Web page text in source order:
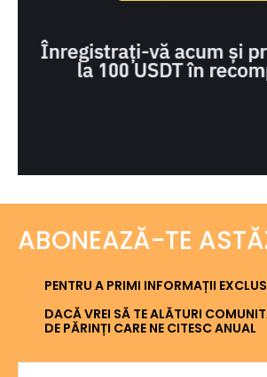
ABONEAZĂ-TE
PENTRU A PRIMI INFORMAȚII
DACĂ VREI SĂ TE ALĂTURI
DE PĂRINȚI CARE NE CITESC ANUAL